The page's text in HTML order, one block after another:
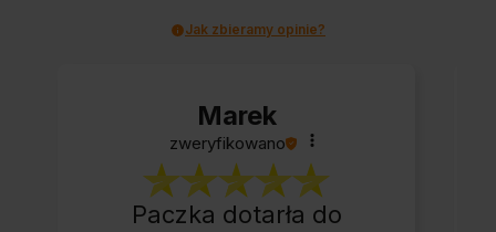
Jak zbieramy opinie?
Marek
zweryfikowano
Paczka dotarła do